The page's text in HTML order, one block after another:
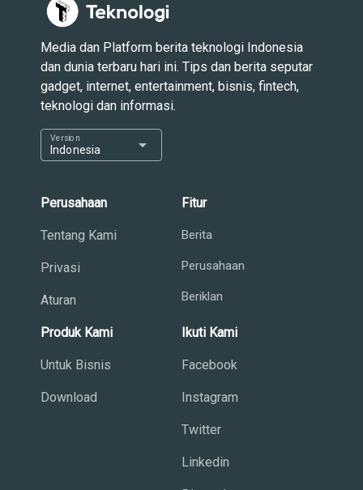
Media dan Platform berita teknologi Indonesia
dan dunia terbaru hari ini. Tips dan berita seputar
gadget, internet, entertainment, bisnis, fintech,
teknologi dan informasi.
Indonesia
Version arrow_drop_down
Perusahaan
Tentang Kami
Privasi
Aturan
Fitur
Berita
Perusahaan
Beriklan
Produk Kami
Untuk Bisnis
Download
Ikuti Kami
Facebook
Instagram
Twitter
Linkedin